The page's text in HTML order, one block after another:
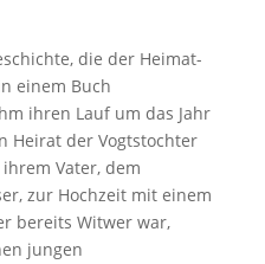
die der Heimat-
einem Buch
ihren Lauf um das Jahr
Heirat der Vogtstochter
Vater, dem
zur Hochzeit mit einem
bereits Witwer war,
jungen